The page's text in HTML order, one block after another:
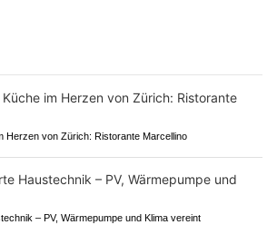
Herzen von Zürich: Ristorante Marcellino
– PV, Wärmepumpe und Klima vereint